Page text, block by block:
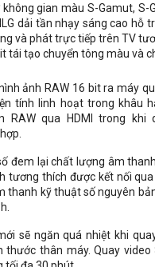
gian màu S-Gamut, S-
dải tần nhạy sáng cao hỗ
và phát trực tiếp trên TV
tái tạo chuyển tông màu và
ảnh RAW 16 bit ra máy
tính linh hoạt trong khâu
RAW qua HDMI trong khi
đem lại chất lượng âm
tương thích được kết nối qua
thanh kỹ thuật số nguyên
sẽ ngăn quá nhiệt khi
thước thân máy. Quay video